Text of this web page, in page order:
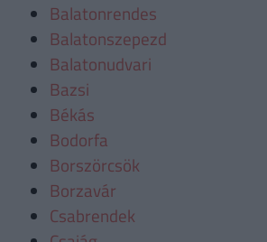
Balatonrendes
Balatonszepezd
Balatonudvari
Bazsi
Békás
Bodorfa
Borszörcsök
Borzavár
Csabrendek